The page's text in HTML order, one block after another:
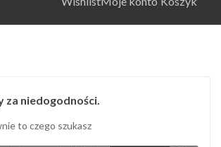
za niedogodności.
to czego szukasz